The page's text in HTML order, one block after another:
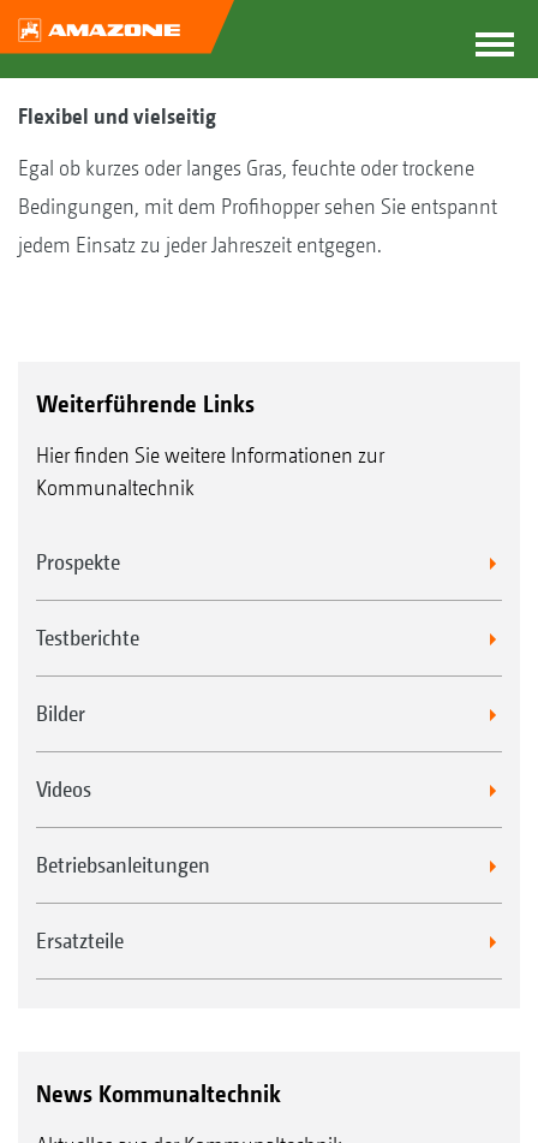
Flexibel und vielseitig
Egal ob kurzes oder langes Gras, feuchte oder trockene
Bedingungen, mit dem Profihopper sehen Sie entspannt
jedem Einsatz zu jeder Jahreszeit entgegen.
Weiterführende Links
Hier finden Sie weitere Informationen zur
Kommunaltechnik
Prospekte
Testberichte
Bilder
Videos
Betriebsanleitungen
Ersatzteile
News Kommunaltechnik